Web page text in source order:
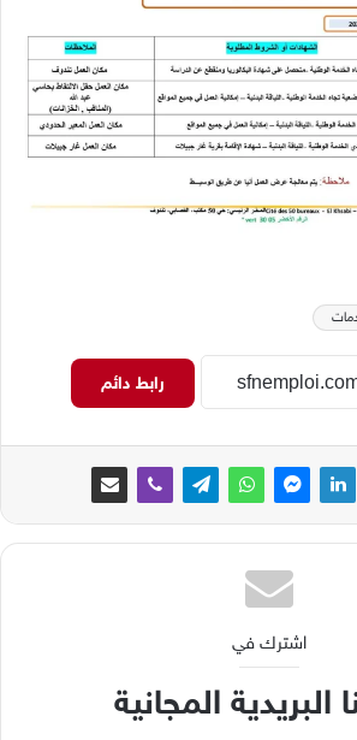
رابط دائم
اشترك في
البريدية المجانية